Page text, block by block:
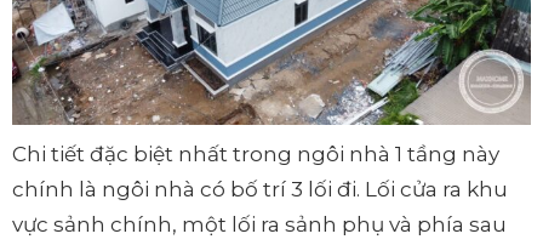
Chi tiết đặc biệt nhất trong ngôi nhà 1 tầng này
chính là ngôi nhà có bố trí 3 lối đi. Lối cửa ra khu
vực sảnh chính, một lối ra sảnh phụ và phía sau